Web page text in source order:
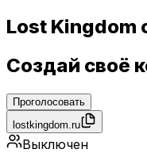
Lost Kingdom
Создай своё
Проголосовать
lostkingdom.ru
Выключен